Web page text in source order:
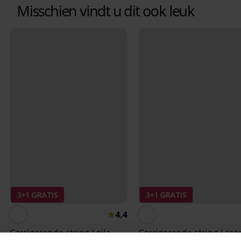
Misschien vindt u dit ook leuk
3+1 GRATIS
4,4
Corrigerende string Leila
3+1 GRATIS
Corrigerende string